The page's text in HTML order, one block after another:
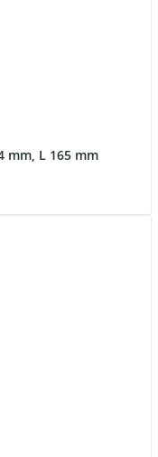
P1810-1C - Blattfeder Stahl, 0,4 mm, L 165 mm